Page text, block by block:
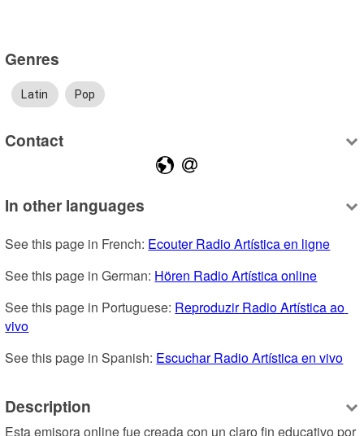
Genres
Latin Pop
Contact
In other languages
See this page in French: Ecouter Radio Artística en ligne
See this page in German: Hören Radio Artística online
See this page in Portuguese: Reproduzir Radio Artística ao
vivo
See this page in Spanish: Escuchar Radio Artística en vivo
Description
Esta emisora online fue creada con un claro fin educativo por